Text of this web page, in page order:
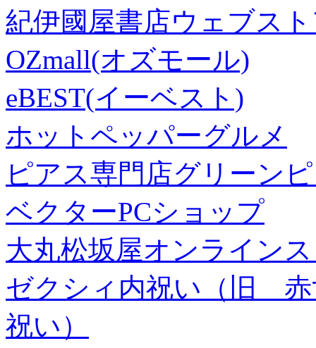
紀伊國屋書店ウェブス
OZmall(オズモール)
eBEST(イーベスト)
ホットペッパーグルメ
ピアス専門店グリーン
ベクターPCショップ
大丸松坂屋オンライン
ゼクシィ内祝い（旧 赤
祝い）